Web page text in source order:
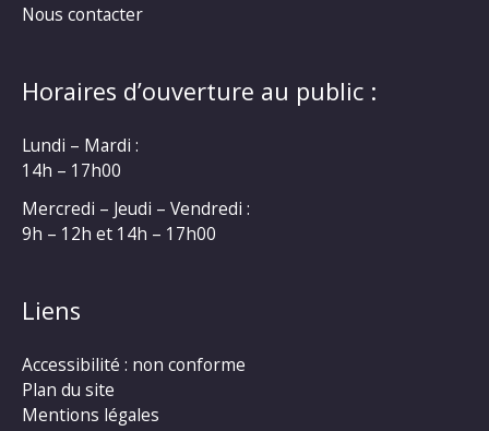
Nous contacter
Horaires d’ouverture au public :
Lundi – Mardi :
14h – 17h00
Mercredi – Jeudi – Vendredi :
9h – 12h et 14h – 17h00
Liens
Accessibilité : non conforme
Plan du site
Mentions légales